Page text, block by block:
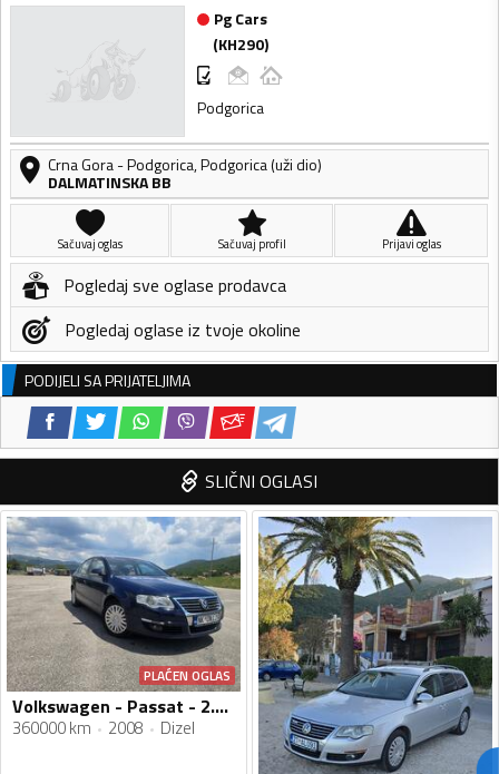
Pg Cars
(KH290)
Podgorica
Crna Gora-Podgorica,Podgorica (uži dio)
DALMATINSKA BB
Sačuvaj oglas Sačuvaj profil Prijavi oglas
Pogledaj sve oglase prodavca
Pogledaj oglase iz tvoje okoline
PODIJELI SA PRIJATELJIMA
SLIČNI OGLASI
PLAĆEN OGLAS
Volkswagen - Passat - 2.0 TDI
360000 km 2008 Dizel